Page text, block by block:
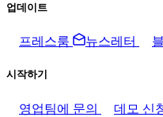
업데이트
프레스룸 뉴스레터
시작하기
영업팀에 문의 데모 신